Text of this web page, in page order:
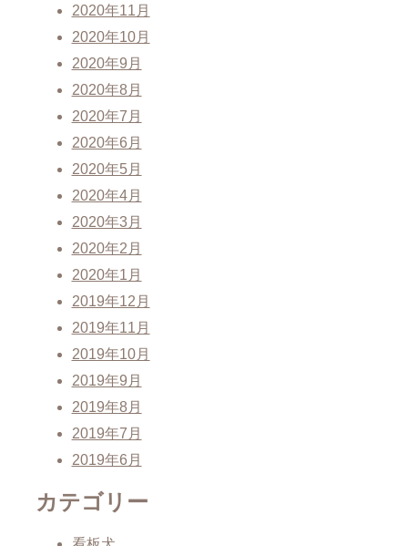
2020年11月
2020年10月
2020年9月
2020年8月
2020年7月
2020年6月
2020年5月
2020年4月
2020年3月
2020年2月
2020年1月
2019年12月
2019年11月
2019年10月
2019年9月
2019年8月
2019年7月
2019年6月
カテゴリー